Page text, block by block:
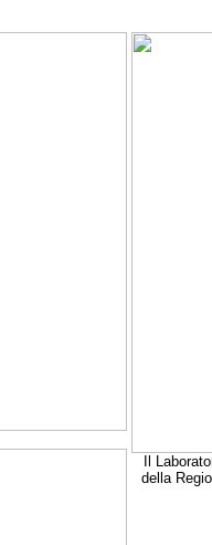
Il
della